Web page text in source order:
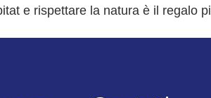
e rispettare la natura è il regalo